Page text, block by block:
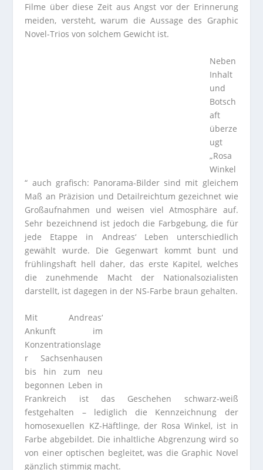
Filme über diese Zeit aus Angst vor der Erinnerung
meiden, versteht, warum die Aussage des Graphic
Novel-Trios von solchem Gewicht ist.
Neben
Inhalt
und
Botsch
aft
überze
ugt
„Rosa
Winkel
“ auch grafisch: Panorama-Bilder sind mit gleichem
Maß an Präzision und Detailreichtum gezeichnet wie
Großaufnahmen und weisen viel Atmosphäre auf.
Sehr bezeichnend ist jedoch die Farbgebung, die für
jede Etappe in Andreas‘ Leben unterschiedlich
gewählt wurde. Die Gegenwart kommt bunt und
frühlingshaft hell daher, das erste Kapitel, welches
die zunehmende Macht der Nationalsozialisten
darstellt, ist dagegen in der NS-Farbe braun gehalten.
Mit Andreas‘
Ankunft im
Konzentrationslage
r Sachsenhausen
bis hin zum neu
begonnen Leben in
Frankreich ist das Geschehen schwarz-weiß
festgehalten – lediglich die Kennzeichnung der
homosexuellen KZ-Häftlinge, der Rosa Winkel, ist in
Farbe abgebildet. Die inhaltliche Abgrenzung wird so
von einer optischen begleitet, was die Graphic Novel
gänzlich stimmig macht.